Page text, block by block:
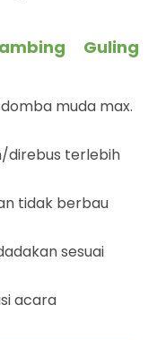
Guling
muda max.
direbus terlebih
tidak berbau
sesuai
acara